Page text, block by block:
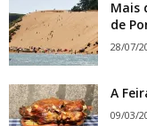
Mais
de
28/07/
A
09/03/